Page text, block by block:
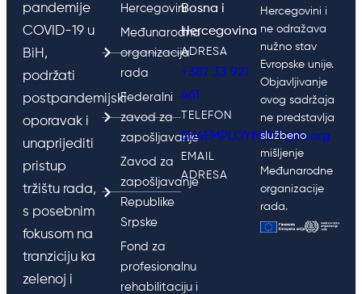
pandemije
COVID-19 u
BiH,
podržati
postpandemijski
oporavak i
unaprijediti
pristup
tržištu rada,
s posebnim
fokusom na
tranziciju ka
zelenoj i
Hercegovini
Međunarodna
organizacija
rada
Federalni
zavod za
zapošljavanje
Zavod za
zapošljavanje
Republike
Srpske
Fond za
profesionalnu
rehabilitaciju i
Bosna i
Hercegovina
ADRESA
+387 33 921
461
TELEFON
EU4EMPLOYMENT@ilo.org
EMAIL
ADRESA
Hercegovini i
ne odražava
nužno stav
Evropske unije.
Objavljivanje
ovog sadržaja
ne predstavlja
službeno
mišljenje
Međunarodne
organizacije
rada.